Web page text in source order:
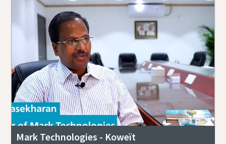
Mark Technologies - Koweït